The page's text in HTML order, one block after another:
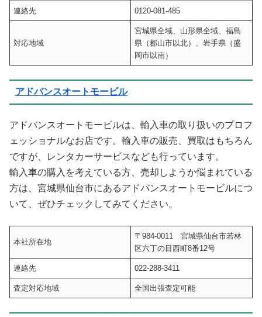
連絡先 0120-081-485
対応地域
宮城県全域、山形県全域、福島
県（郡山市以北）、岩手県（盛
岡市以南）
アドバンスオートモービル
アドバンスオートモービルは、輸入車の取り扱いのプロフ
ェッショナルなお店です。輸入車の販売、買取はもちろん
ですが、レンタカーサービスなども行っています。
輸入車の購入を考えている方、売却しようか悩まれている
方は、宮城県仙台市にあるアドバンスオートモービルにつ
いて、ぜひチェックしてみてください。
本社所在地
〒984-0011 宮城県仙台市若林
区六丁の目西町8番12号
連絡先 022-288-3411
査定対応地域 全国出張査定可能